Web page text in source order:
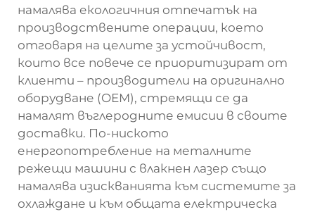
намалява екологичния отпечатък на
производствените операции, което
отговаря на целите за устойчивост,
които все повече се приоритизират от
клиенти – производители на оригинално
оборудване (OEM), стремящи се да
намалят въглеродните емисии в своите
доставки. По-ниското
енергопотребление на металните
режещи машини с влакнен лазер също
намалява изискванията към системите за
охлаждане и към общата електрическа